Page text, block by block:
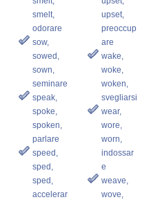
smelt,
odorare
sow,
sowed,
sown,
seminare
speak,
spoke,
spoken,
parlare
speed,
sped,
sped,
accelerar
upset,
preoccup
are
wake,
woke,
woken,
svegliarsi
wear,
wore,
worn,
indossar
e
weave,
wove,